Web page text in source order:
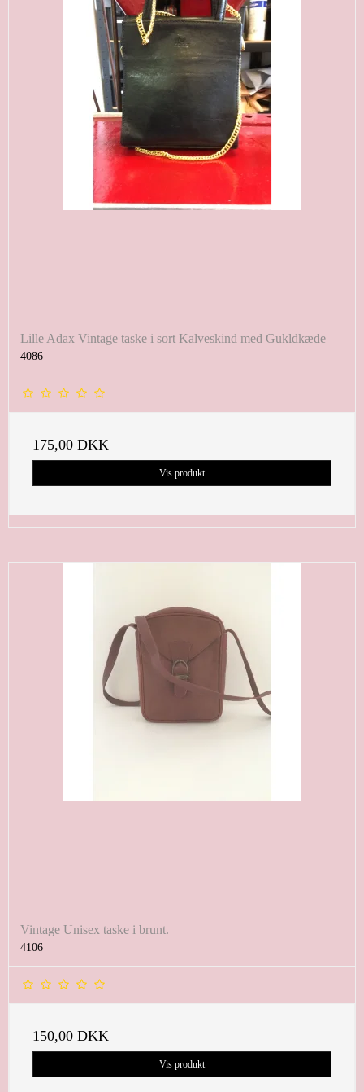
Lille Adax Vintage taske i sort Kalveskind med Gukldkæde
4086
175,00 DKK
Vis produkt
Vintage Unisex taske i brunt.
4106
150,00 DKK
Vis produkt